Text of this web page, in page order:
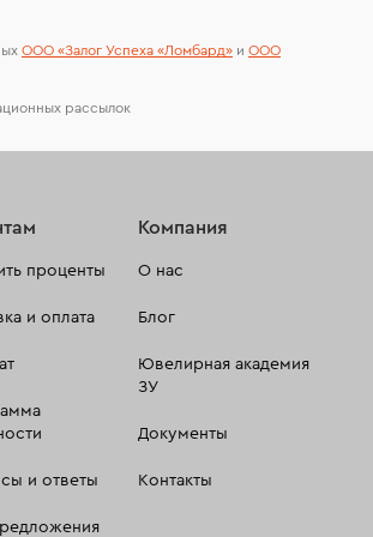
ООО «Залог Успеха «Ломбард» и ООО
рассылок
проценты
и оплата
и ответы
Компания
О нас
Блог
Ювелирная академия
ЗУ
Документы
Контакты